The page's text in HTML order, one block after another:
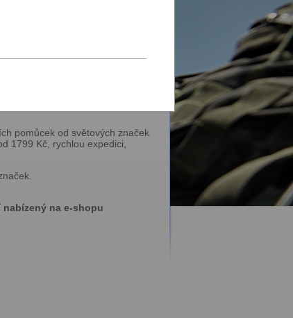
pomůcek od světových značek
1799 Kč, rychlou expedici,
na e-shopu